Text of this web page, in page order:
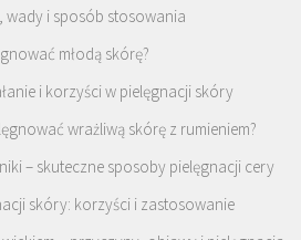
wady i sposób stosowania
młodą skórę?
i korzyści w pielęgnacji skóry
wrażliwą skórę z rumieniem?
– skuteczne sposoby pielęgnacji cery
skóry: korzyści i zastosowanie